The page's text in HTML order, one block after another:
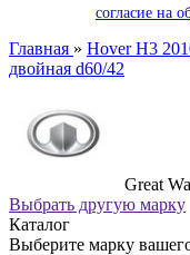
согласие на
Главная » Hover H3
двойная d60/42
Great
Выбрать другую марку
Каталог
Выберите марку